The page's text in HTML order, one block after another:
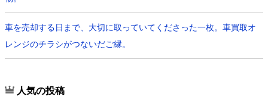
車を売却する日まで、大切に取っていてくださった一枚。車買取オ
レンジのチラシがつないだご縁。
人気の投稿